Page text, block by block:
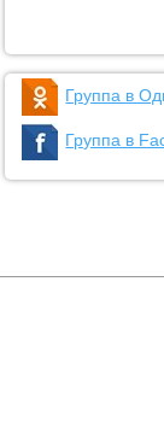
Группа в
Группа в